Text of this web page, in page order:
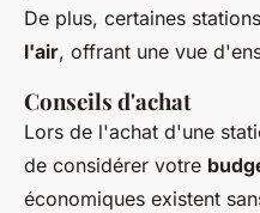
De plus, certaines
l'air, offrant une vue
Conseils d'achat
Lors de l'achat d'une
de considérer votre
économiques existent